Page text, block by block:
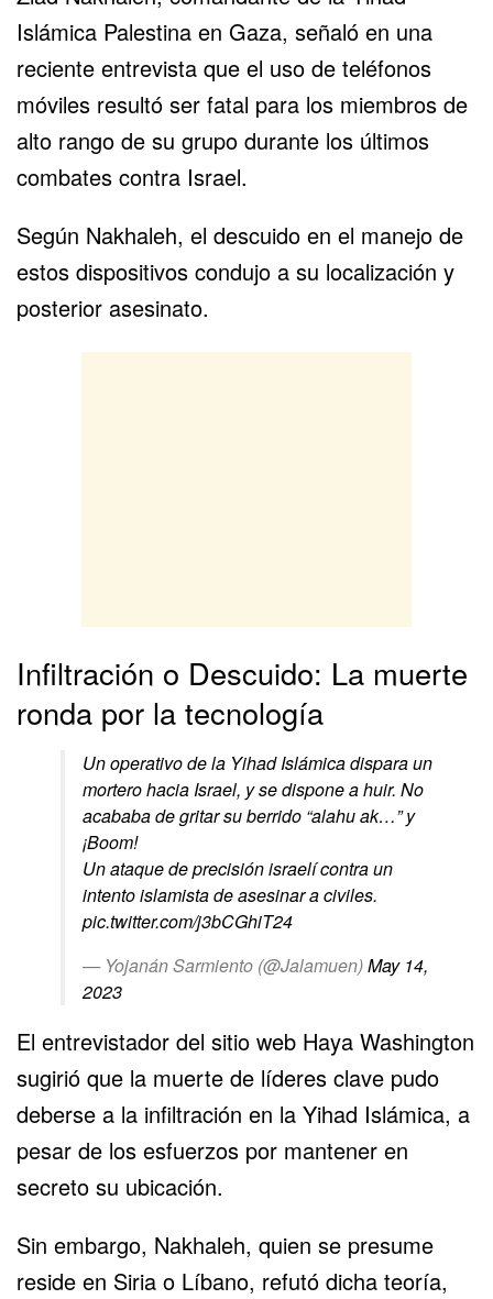
Islámica Palestina en Gaza, señaló en una
reciente entrevista que el uso de teléfonos
móviles resultó ser fatal para los miembros de
alto rango de su grupo durante los últimos
combates contra Israel.
Según Nakhaleh, el descuido en el manejo de
estos dispositivos condujo a su localización y
posterior asesinato.
Infiltración o Descuido: La muerte
ronda por la tecnología
Un operativo de la Yihad Islámica dispara un
mortero hacia Israel, y se dispone a huir. No
acababa de gritar su berrido “alahu ak…” y
¡Boom!
Un ataque de precisión israelí contra un
intento islamista de asesinar a civiles.
pic.twitter.com/j3bCGhiT24
— Yojanán Sarmiento (@Jalamuen)May 14,
2023
El entrevistador del sitio web Haya Washington
sugirió que la muerte de líderes clave pudo
deberse a la infiltración en la Yihad Islámica, a
pesar de los esfuerzos por mantener en
secreto su ubicación.
Sin embargo, Nakhaleh, quien se presume
reside en Siria o Líbano, refutó dicha teoría,